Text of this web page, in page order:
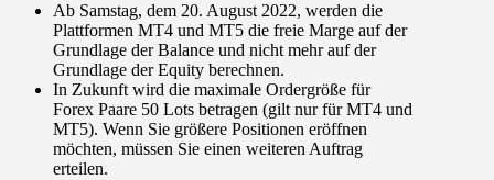
Ab Samstag, dem 20. August 2022, werden die
Plattformen MT4 und MT5 die freie Marge auf der
Grundlage derBalance und nicht mehr auf der
Grundlage der Equity berechnen.
In Zukunft wird die maximale Ordergröße für
Forex Paare 50 Lots betragen (gilt nur fürMT4 und
MT5). Wenn Sie größere Positionen eröffnen
möchten, müssen Sie einen weiteren Auftrag
erteilen.